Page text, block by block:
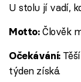
U stolu jí vadí,
Motto:Člověk
Očekávání:
týden získá.